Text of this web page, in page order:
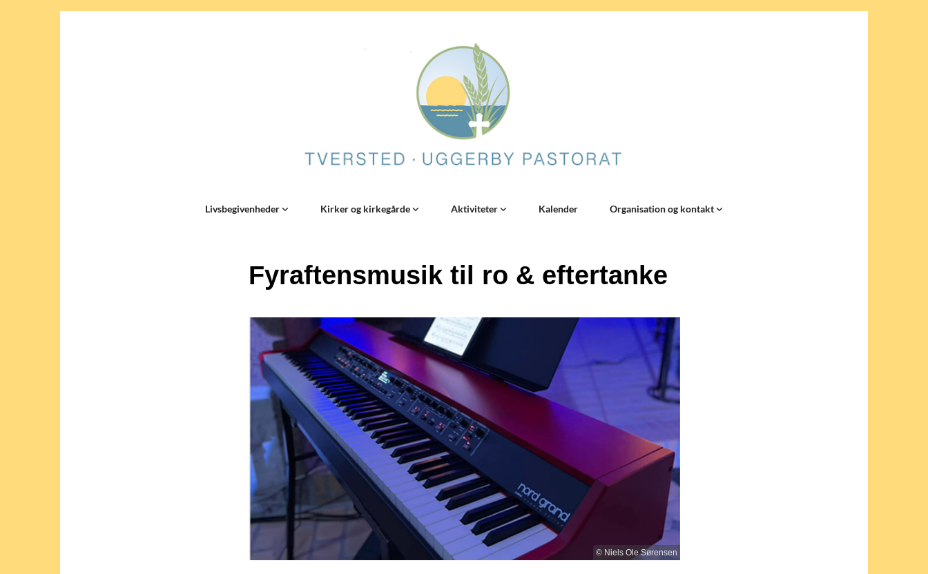
Livsbegivenheder Kirker og kirkegårde Aktiviteter Kalender Organisation og kontakt
Fyraftensmusik til ro & eftertanke
© Niels Ole Sørensen